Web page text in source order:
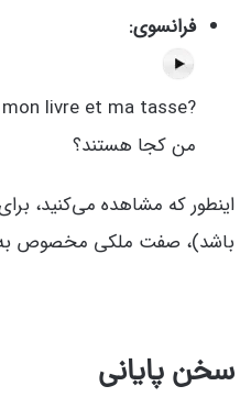
فرانسوی:
من کجا هستند؟
اینطور که مشاهده می‌کنید،
باشد)، صفت ملکی مخصوص به
سخن پایانی